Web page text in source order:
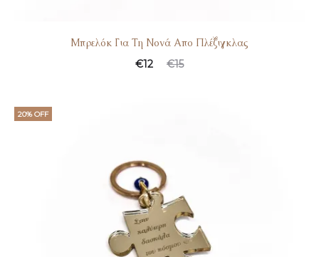
Μπρελόκ Για Τη Νονά Απο Πλέξιγκλας
€15
€12
20% OFF